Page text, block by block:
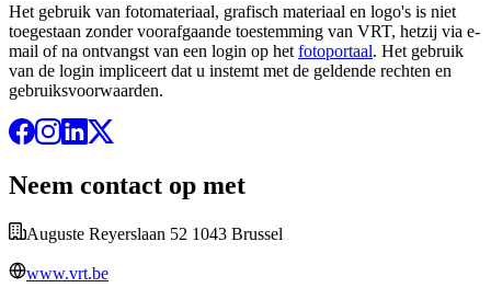
Het gebruik van fotomateriaal, grafisch materiaal en logo's is niet
toegestaan zonder voorafgaande toestemming van VRT, hetzij via e-
mail of na ontvangst van een login op het fotoportaal. Het gebruik
van de login impliceert dat u instemt met de geldende rechten en
gebruiksvoorwaarden.
Neem contact op met
Auguste Reyerslaan 52 1043 Brussel
www.vrt.be